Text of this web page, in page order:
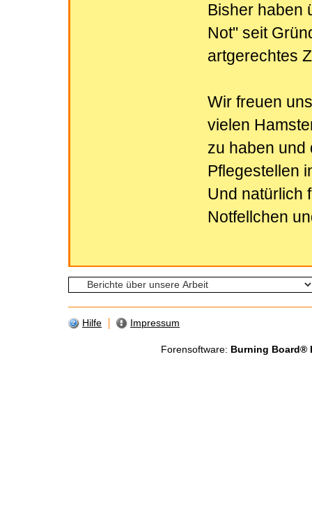
Bisher haben
Not" seit
artgerechtes
Wir freuen
vielen
zu haben und
Pflegestellen
Und natürlich
Notfellchen
Hilfe Impressum
Forensoftware: Burning Board®